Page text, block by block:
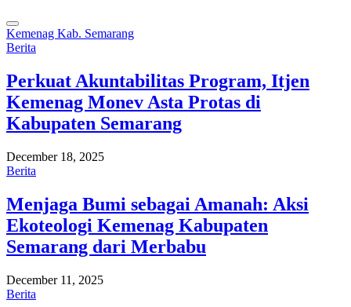
Kemenag Kab. Semarang
Berita
Perkuat Akuntabilitas Program, Itjen
Kemenag Monev Asta Protas di
Kabupaten Semarang
December 18, 2025
Berita
Menjaga Bumi sebagai Amanah: Aksi
Ekoteologi Kemenag Kabupaten
Semarang dari Merbabu
December 11, 2025
Berita